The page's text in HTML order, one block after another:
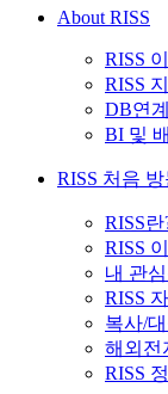
About RISS
RISS
RISS
DB연
BI 및
RISS 처음
RISS란
RISS
내 관
RISS
복사/
해외전
RISS